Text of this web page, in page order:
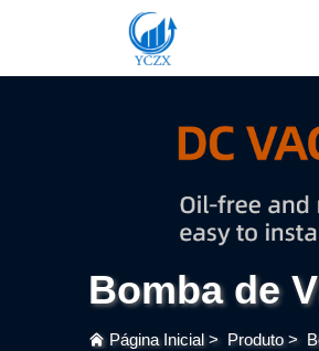
Bomba de
Página Inicial> Produto>